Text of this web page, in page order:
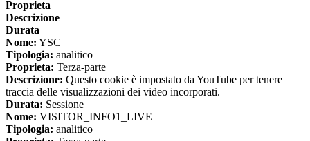
Proprieta
Descrizione
Durata
Nome: YSC
Tipologia: analitico
Proprieta: Terza-parte
Descrizione: Questo cookie è impostato da YouTube per tenere
traccia delle visualizzazioni dei video incorporati.
Durata: Sessione
Nome: VISITOR_INFO1_LIVE
Tipologia: analitico